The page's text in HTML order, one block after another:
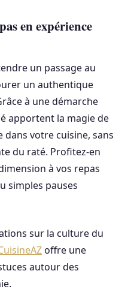
en expérience
un passage au
un authentique
à une démarche
apportent la magie de
votre cuisine, sans
du raté. Profitez-en
à vos repas
simples pauses
sur la culture du
offre une
autour des